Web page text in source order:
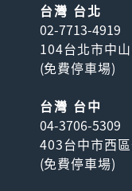
台灣 台北
02-7713-4919
104台北市中
(免費停車場)
台灣 台中
04-3706-5309
403台中市西
(免費停車場)